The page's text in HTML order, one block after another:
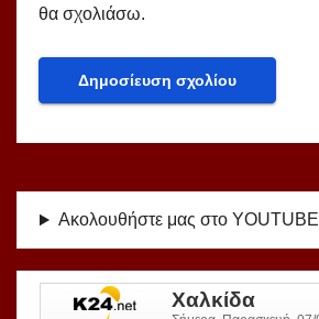
θα σχολιάσω.
Ακολουθήστε μας στο YOUTUBE